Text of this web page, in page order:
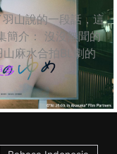
山說的一段話，這
簡介： 沒沒無聞的
麻水合拍BL劇的
多